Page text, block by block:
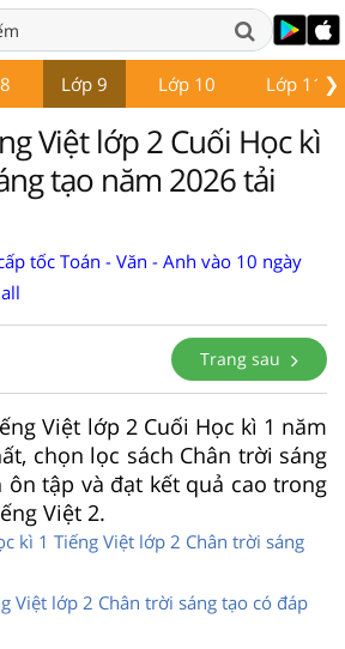
❯
Lớp 9 Lớp 10 Lớp 11
Việt lớp 2 Cuối Học kì
tạo năm 2026 tải
tốc Toán - Văn - Anh vào 10 ngày
Trang sau
Việt lớp 2 Cuối Học kì 1 năm
chọn lọc sách Chân trời sáng
tập và đạt kết quả cao trong
Việt 2.
kì 1 Tiếng Việt lớp 2 Chân trời sáng
Việt lớp 2 Chân trời sáng tạo có đáp